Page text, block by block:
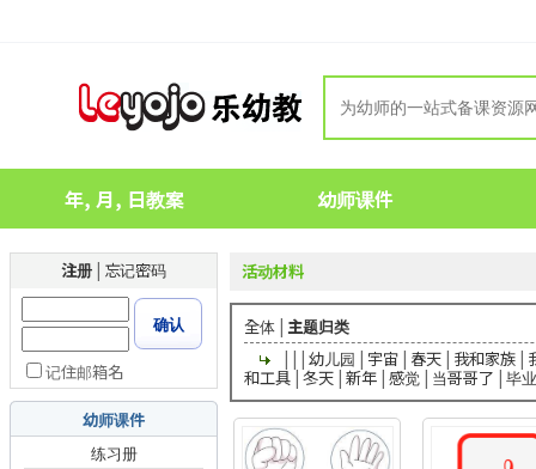
年, 月, 日教案 幼师课件
注册 | 忘记密码
确认
记住邮箱名
幼师课件
练习册
活动材料
全体 | 主题归类
| | | 幼儿园 | 宇宙 | 春天 | 我和家族 |
和工具 冬天 新年 感觉 当哥哥了 毕业